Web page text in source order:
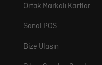
Ortak Markalı Kartlar
Sanal POS
Bize Ulaşın